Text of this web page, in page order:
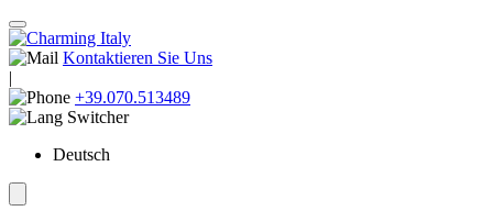
Kontaktieren Sie Uns
|
+39.070.513489
Deutsch